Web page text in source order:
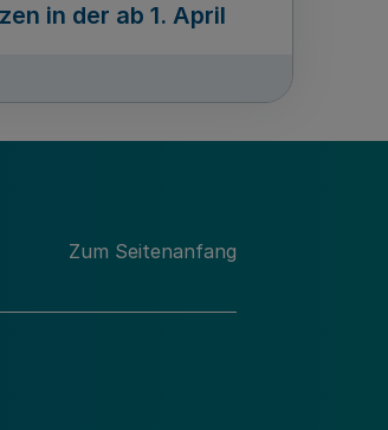
in der ab 1. April
Innovativ &
Zum Seitenanfang